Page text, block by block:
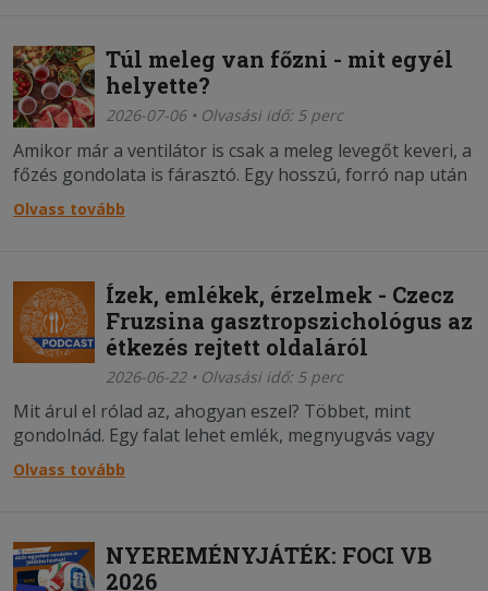
Túl meleg van főzni - mit egyél
helyette?
2026-07-06 • Olvasási idő: 5 perc
Amikor már a ventilátor is csak a meleg levegőt keveri, a
főzés gondolata is fárasztó. Egy hosszú, forró nap után
senki sem akar a tűzhely mellett állni. A jó hír az, hogy
nem is kell. Ilyenkor nem a bonyolult recepteknek van
Olvass tovább
Ízek, emlékek, érzelmek - Czecz
Fruzsina gasztropszichológus az
étkezés rejtett oldaláról
2026-06-22 • Olvasási idő: 5 perc
Mit árul el rólad az, ahogyan eszel? Többet, mint
gondolnád. Egy falat lehet emlék, megnyugvás vagy
akár egy kimondatlan történet lenyomata – és sokszor
észre sem vesszük, mennyi minden tükröződik vissza a
Olvass tovább
NYEREMÉNYJÁTÉK: FOCI VB
2026